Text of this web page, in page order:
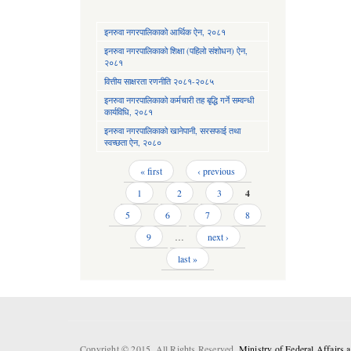
इनरुवा नगरपालिकाको आर्थिक ऐन, २०८१
इनरुवा नगरपालिकाको शिक्षा (पहिलो संशोधन) ऐन,
२०८१
वित्तीय साक्षरता रणनीति २०८१-२०८५
इनरुवा नगरपालिकाको कर्मचारी तह बृद्धि गर्ने सम्वन्धी
कार्यविधि, २०८१
इनरुवा नगरपालिकाको खानेपानी, सरसफाई तथा
स्वच्छता ऐन, २०८०
« first
‹ previous
1
2 3 4
5 6 7
8
9
…
next ›
last »